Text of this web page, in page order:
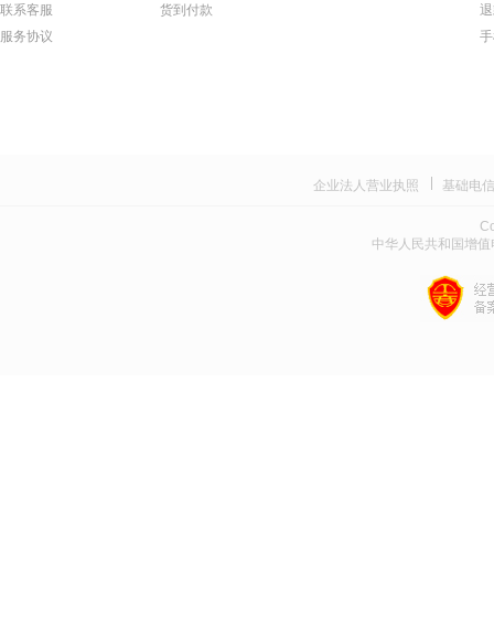
联系客服
服务协议
货到付款
企业法人营业执照 基础电
中华人民共和国增